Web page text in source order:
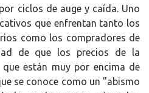
ciclos de auge y caída. Uno
que enfrentan tanto los
como los compradores de
de que los precios de la
que están muy por encima de
se conoce como un "abismo